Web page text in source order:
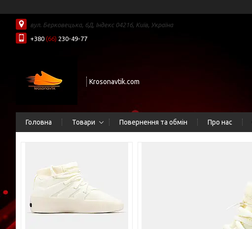
вул. Берковецька, 6Д, Індекс 04216, Київ, Україна
+380 (66) 230-49-77
Krosonavtik.com
Головна Товари Повернення та обмін Про нас